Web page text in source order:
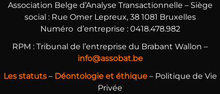
Association Belge d’Analyse Transactionnelle – Siège
social : Rue Omer Lepreux, 38 1081 Bruxelles
Numéro d’entreprise : 0418.478.982
RPM : Tribunal de l’entreprise du Brabant Wallon –
info@assobat.be
Les statuts– Déontologie et éthique– Politique de Vie
Privée